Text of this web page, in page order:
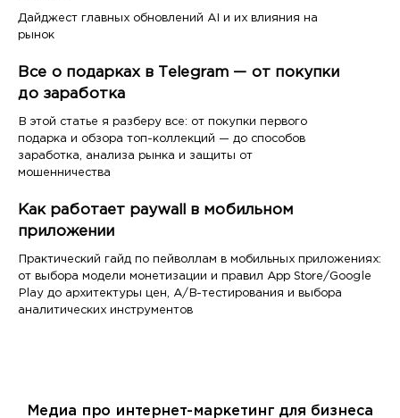
Дайджест главных обновлений AI и их влияния на
рынок
Все о подарках в Telegram — от покупки
до заработка
В этой статье я разберу все: от покупки первого
подарка и обзора топ-коллекций — до способов
заработка, анализа рынка и защиты от
мошенничества
Как работает paywall в мобильном
приложении
Практический гайд по пейволлам в мобильных приложениях:
от выбора модели монетизации и правил App Store/Google
Play до архитектуры цен, A/B-тестирования и выбора
аналитических инструментов
Медиа про интернет-маркетинг для бизнеса